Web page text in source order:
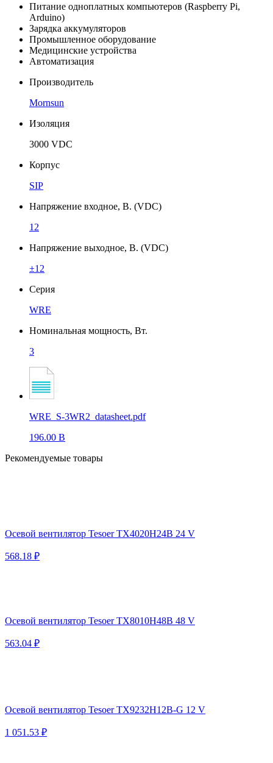
Питание одноплатных компьютеров (Raspberry Pi,
Arduino)
Зарядка аккумуляторов
Промышленное оборудование
Медицинские устройства
Автоматизация
Производитель
Mornsun
Изоляция
3000 VDC
Корпус
SIP
Напряжение входное, В. (VDC)
12
Напряжение выходное, В. (VDC)
±12
Серия
WRE
Номинальная мощность, Вт.
3
WRE_S-3WR2_datasheet.pdf
196.00 B
Рекомендуемые товары
Осевой вентилятор Tesoer TX4020H24B 24 V
568.18 ₽
Осевой вентилятор Tesoer TX8010H48B 48 V
563.04 ₽
Осевой вентилятор Tesoer TX9232H12B-G 12 V
1 051.53 ₽